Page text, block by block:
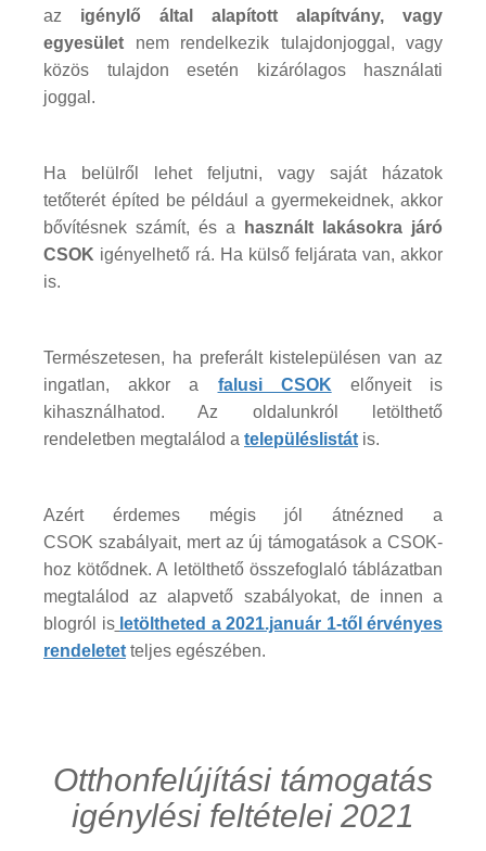
az igénylő által alapított alapítvány, vagy
egyesület nem rendelkezik tulajdonjoggal, vagy
közös tulajdon esetén kizárólagos használati
joggal.
Ha belülről lehet feljutni, vagy saját házatok
tetőterét építed be például a gyermekeidnek, akkor
bővítésnek számít, és a
használt lakásokra járó
CSOK igényelhető rá. Ha külső feljárata van, akkor
is.
Természetesen, ha preferált kistelepülésen van az
ingatlan, akkor a falusi CSOK előnyeit is
kihasználhatod. Az oldalunkról letölthető
rendeletben megtalálod a településlistát is.
Azért érdemes mégis jól átnézned a
CSOK szabályait, mert az új támogatások a CSOK-
hoz kötődnek. A letölthető összefoglaló táblázatban
megtalálod az alapvető szabályokat, de innen a
blogról is letöltheted a 2021.január 1-től érvényes
rendeletet teljes egészében.
Otthonfelújítási támogatás
igénylési feltételei 2021